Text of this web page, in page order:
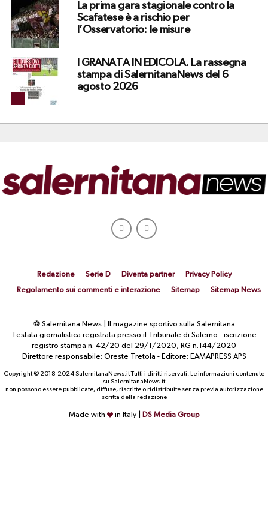
La prima gara stagionale contro la
Scafatese è a rischio per
l’Osservatorio: le misure
I GRANATA IN EDICOLA. La rassegna
stampa di SalernitanaNews del 6
agosto 2026
Redazione Serie D Diventa partner
Privacy Policy
Regolamento sui commenti e interazione
Sitemap Sitemap News
⚽ Salernitana News | Il magazine sportivo sulla Salernitana
Testata giornalistica registrata presso il Tribunale di Salerno - iscrizione
registro stampa n. 42/20 del 29/1/2020, RG n.144/2020
Direttore responsabile: Oreste Tretola - Editore: EAMAPRESS APS
Copyright © 2018-2024 SalernitanaNews.it Tutti i diritti riservati. Le informazioni contenute
su SalernitanaNews.it
non possono essere pubblicate, diffuse, riscritte o ridistribuite senza previa autorizzazione
scritta della redazione
Made with in Italy | DS Media Group